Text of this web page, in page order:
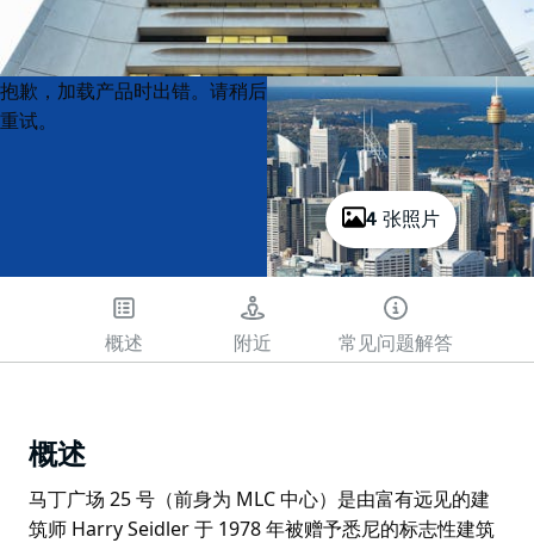
4 张照片
Product
List
Product
List
抱歉，加载产品时出错。请稍后
重试。
概述 附近 常见问题解答
概述
马丁广场 25 号（前身为 MLC 中心）是由富有远见的建
筑师 Harry Seidler 于 1978 年被赠予悉尼的标志性建筑